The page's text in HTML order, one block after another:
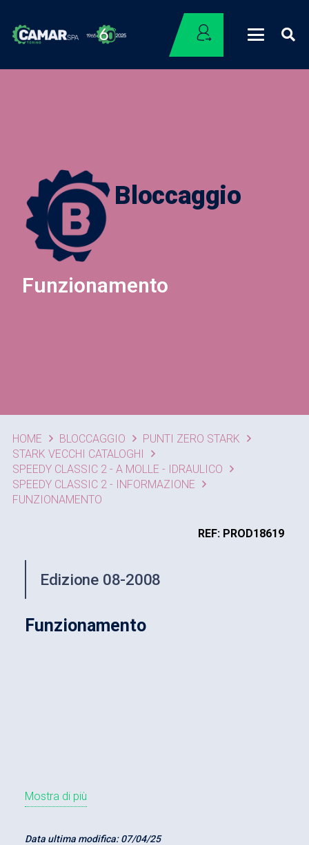
Bloccaggio
Funzionamento
HOME BLOCCAGGIO
PUNTI ZERO STARK
STARK VECCHI CATALOGHI
SPEEDY CLASSIC 2 - A MOLLE - IDRAULICO
SPEEDY CLASSIC 2 - INFORMAZIONE
FUNZIONAMENTO
Edizione 08-2008
REF: PROD18619
Funzionamento
Mostra di più
Data ultima modifica:07/04/25